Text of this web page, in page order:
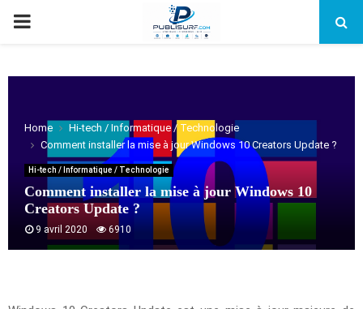
PRIMARY
Home
Hi-tech / Informatique / Technologie
Comment installer la mise à jour Windows 10 Creators Update ?
Hi-tech / Informatique / Technologie
Comment installer la mise à jour Windows 10
Creators Update ?
9 avril 2020 6910